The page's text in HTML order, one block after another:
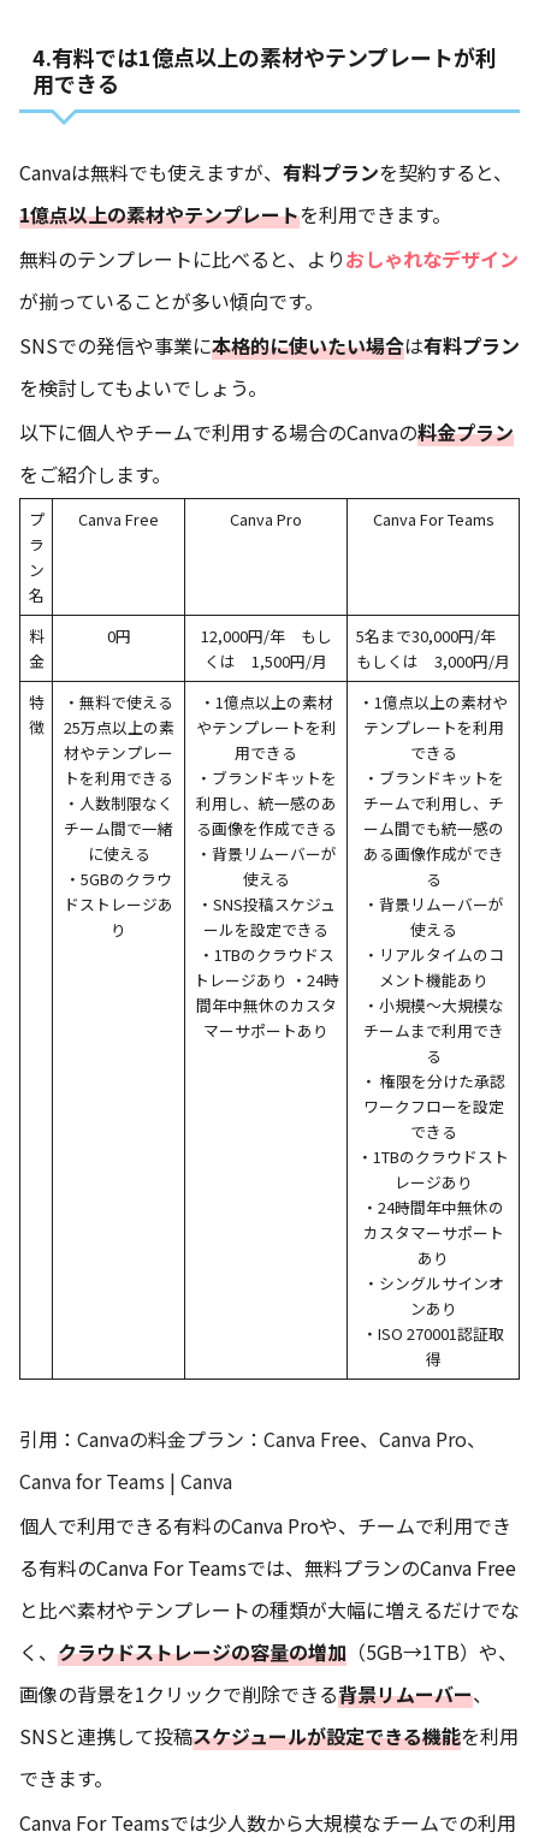
4.有料では1億点以上の素材やテンプレートが利
用できる
Canvaは無料でも使えますが、 有料プランを契約すると、
1億点以上の素材やテンプレートを利用できます。
無料のテンプレートに比べると、よりおしゃれなデザイン
が揃っていることが多い傾向です。
SNSでの発信や事業に本格的に使いたい場合は有料プラン
を検討してもよいでしょう。
以下に個人やチームで利用する場合のCanvaの料金プラン
をご紹介します。
プ
ラ
ン
名
Canva Free Canva Pro Canva For Teams
料
金
0円
12,000円/年 もし
くは 1,500円/月
5名まで30,000円/年
もしくは 3,000円/月
特
徴
・無料で使える
25万点以上の素
材やテンプレー
トを利用できる
・人数制限なく
チーム間で一緒
に使える
・5GBのクラウ
ドストレージあ
り
・1億点以上の素材
やテンプレートを利
用できる
・ブランドキットを
利用し、統一感のあ
る画像を作成できる
・背景リムーバーが
使える
・SNS投稿スケジュ
ールを設定できる
・1TBのクラウドス
トレージあり ・24時
間年中無休のカスタ
マーサポートあり
・1億点以上の素材や
テンプレートを利用
できる
・ブランドキットを
チームで利用し、チ
ーム間でも統一感の
ある画像作成ができ
る
・背景リムーバーが
使える
・リアルタイムのコ
メント機能あり
・小規模〜大規模な
チームまで利用でき
る
・ 権限を分けた承認
ワークフローを設定
できる
・1TBのクラウドスト
レージあり
・24時間年中無休の
カスタマーサポート
あり
・シングルサインオ
ンあり
・ISO 270001認証取
得
引用： Canvaの料金プラン：Canva Free、Canva Pro、
Canva for Teams | Canva
個人で利用できる有料のCanva Proや、チームで利用でき
る有料のCanva For Teamsでは、無料プランのCanva Free
と比べ素材やテンプレートの種類が大幅に増えるだけでな
く、 クラウドストレージの容量の増加 （5GB→1TB）や、
画像の背景を1クリックで削除できる背景リムーバー、
SNSと連携して投稿スケジュールが設定できる機能を利用
できます。
Canva For Teamsでは少人数から大規模なチームでの利用